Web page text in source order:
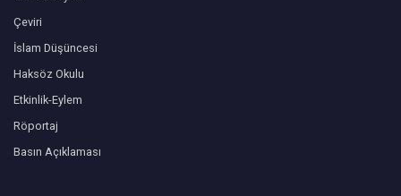
Çeviri
İslam Düşüncesi
Haksöz Okulu
Etkinlik-Eylem
Röportaj
Basın Açıklaması